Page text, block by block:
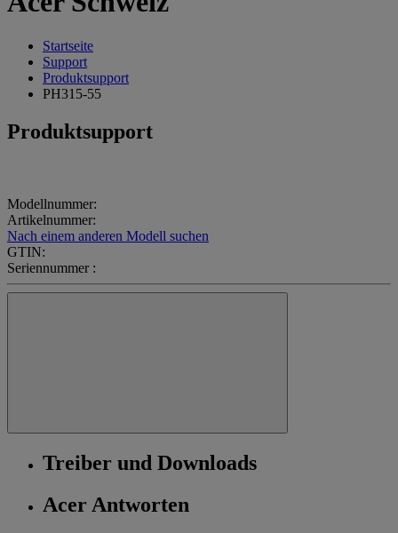
Startseite
Support
Produktsupport
PH315-55
Produktsupport
Modellnummer:
Artikelnummer:
Nach einem anderen Modell suchen
GTIN:
Seriennummer :
Treiber und Downloads
Acer Antworten